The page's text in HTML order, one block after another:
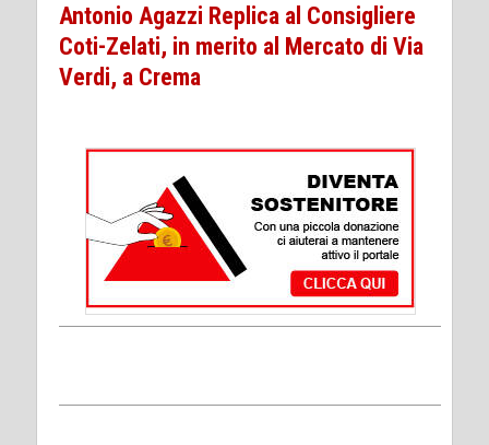
Antonio Agazzi Replica al Consigliere
Coti-Zelati, in merito al Mercato di Via
Verdi, a Crema